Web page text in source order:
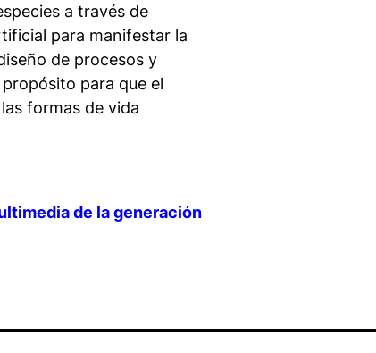
a través de
para manifestar la
de procesos y
para que el
formas de vida
de la generación